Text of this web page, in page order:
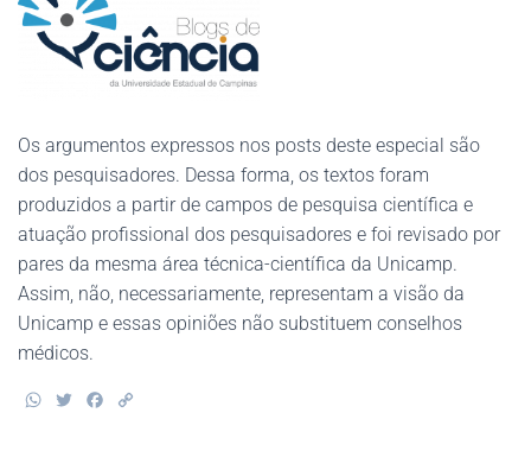
Os argumentos expressos nos posts deste especial são
dos pesquisadores. Dessa forma, os textos foram
produzidos a partir de campos de pesquisa científica e
atuação profissional dos pesquisadores e foi revisado por
pares da mesma área técnica-científica da Unicamp.
Assim, não, necessariamente, representam a visão da
Unicamp e essas opiniões não substituem conselhos
médicos.
W